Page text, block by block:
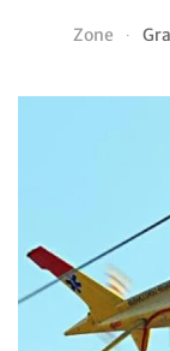
Zone